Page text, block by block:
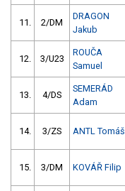
11. 2/DM
DRAGON
Jakub
12. 3/U23
ROUČA
Samuel
13. 4/DS
SEMERÁD
Adam
14. 3/ZS ANTL Tomáš
15. 3/DM KOVÁŘ Filip